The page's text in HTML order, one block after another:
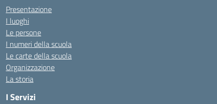
Presentazione
I luoghi
Le persone
I numeri della scuola
Le carte della scuola
Organizzazione
La storia
I Servizi